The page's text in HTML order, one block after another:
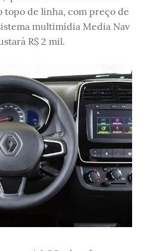
topo de linha, com preço de
multimídia Media Nav
R$ 2 mil.